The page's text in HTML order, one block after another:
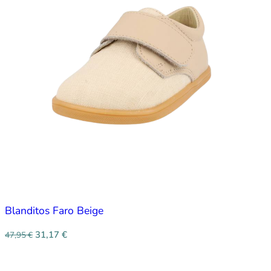
Blanditos Faro Beige
47,95€ 31,17 €